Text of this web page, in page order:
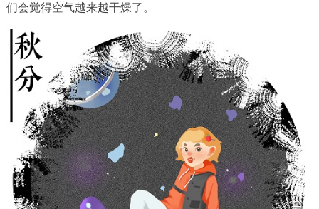
们会觉得空气越来越干燥了。